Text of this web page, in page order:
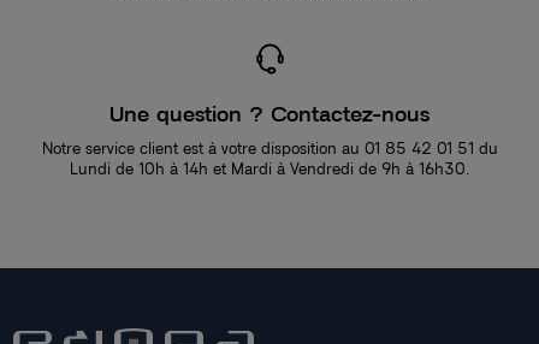
Une question ? Contactez-nous
Notre service client est à votre disposition au 01 85 42 01 51 du
Lundi de 10h à 14h et Mardi à Vendredi de 9h à 16h30.